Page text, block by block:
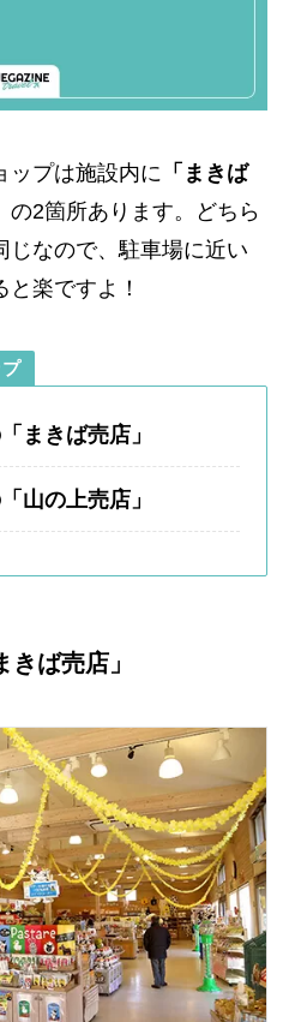
ップは施設内に 「まきば
の2箇所あります。どちら
じなので、駐車場に近い
楽ですよ！
まきば売店」
山の上売店」
ば売店」